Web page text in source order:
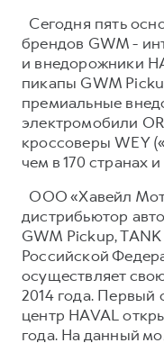
Сегодня пять
брендов GWM -
и внедорожники
пикапы GWM
премиальные
электромобили
кроссоверы WEY
чем в 170 странах
ООО «Хавейл
дистрибьютор
GWM Pickup,
Российской
осуществляет
2014 года.
центр HAVAL
года. На данный